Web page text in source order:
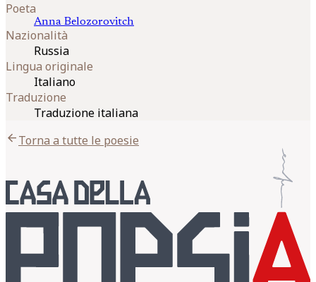
Poeta
Anna Belozorovitch
Nazionalità
Russia
Lingua originale
Italiano
Traduzione
Traduzione italiana
arrow_backTorna a tutte le poesie